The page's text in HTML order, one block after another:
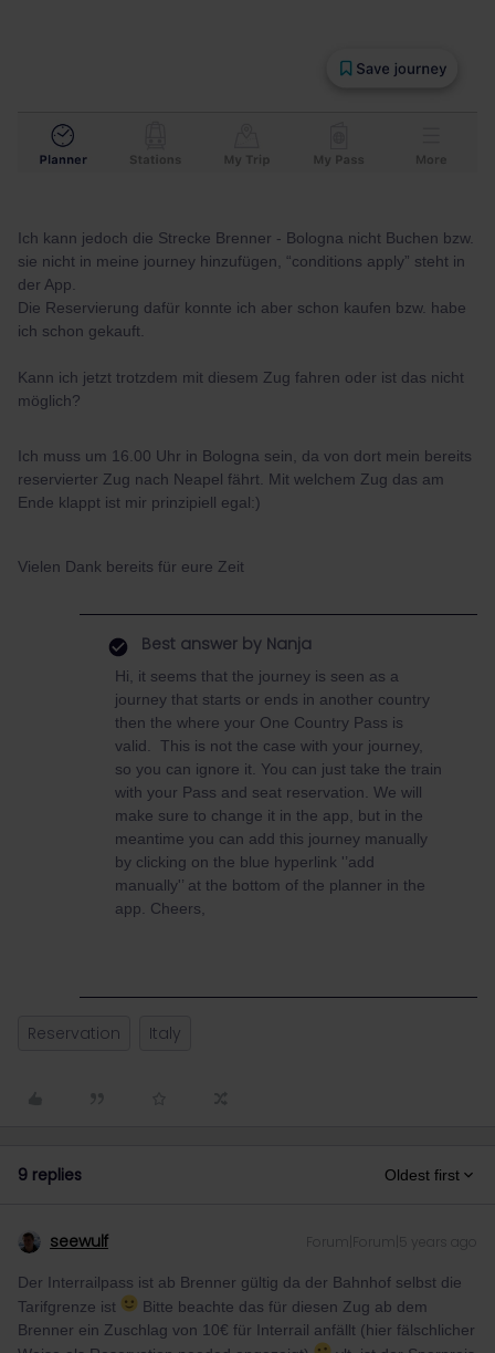
Ich kann jedoch die Strecke Brenner - Bologna nicht Buchen bzw.
sie nicht in meine journey hinzufügen, “conditions apply” steht in
der App.
Die Reservierung dafür konnte ich aber schon kaufen bzw. habe
ich schon gekauft.
Kann ich jetzt trotzdem mit diesem Zug fahren oder ist das nicht
möglich?
Ich muss um 16.00 Uhr in Bologna sein, da von dort mein bereits
reservierter Zug nach Neapel fährt. Mit welchem Zug das am
Ende klappt ist mir prinzipiell egal:)
Vielen Dank bereits für eure Zeit
Best answer by Nanja
Hi, it seems that the journey is seen as a
journey that starts or ends in another country
then the where your One Country Pass is
valid. This is not the case with your journey,
so you can ignore it. You can just take the train
with your Pass and seat reservation. We will
make sure to change it in the app, but in the
meantime you can add this journey manually
by clicking on the blue hyperlink '’add
manually'’ at the bottom of the planner in the
app. Cheers,
Reservation Italy
9 replies Oldest first
seewulf Forum|Forum|5 years ago
Der Interrailpass ist ab Brenner gültig da der Bahnhof selbst die
Tarifgrenze ist
Bitte beachte das für diesen Zug ab dem
Brenner ein Zuschlag von 10€ für Interrail anfällt (hier fälschlicher